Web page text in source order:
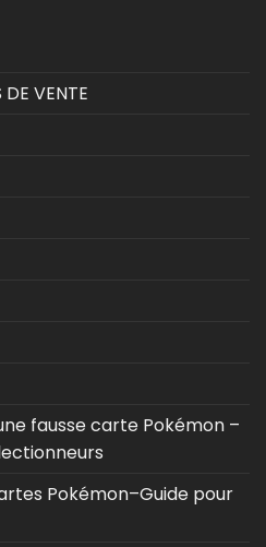
VENTE
fausse carte Pokémon –
Pokémon–Guide pour